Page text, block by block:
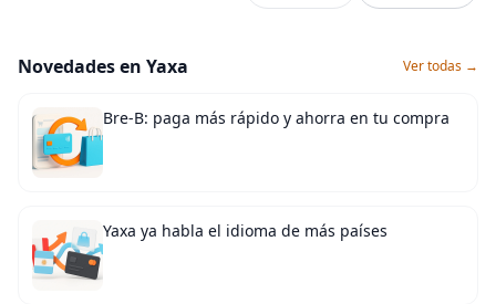
Novedades en Yaxa Ver todas →
Bre-B: paga más rápido y ahorra en tu compra
Yaxa ya habla el idioma de más países